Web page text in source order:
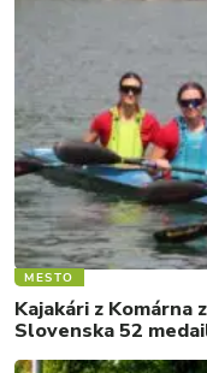
MESTO
Kajakári z Komárna
Slovenska 52